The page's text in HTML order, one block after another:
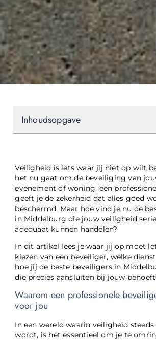
Veiligheid is iets waar jij niet op wilt
het nu gaat om de beveiliging van
evenement of woning, een
geeft je de zekerheid dat alles goed
beschermd. Maar hoe vind je nu de
in Middelburg die jouw veiligheid
adequaat kunnen handelen?
In dit artikel lees je waar jij op moet
kiezen van een beveiliger, welke
hoe jij de beste beveiligers in
die precies aansluiten bij jouw
Waarom een professionele
voor jou
In een wereld waarin veiligheid
wordt, is het essentieel om je te
Inhoudsopgave